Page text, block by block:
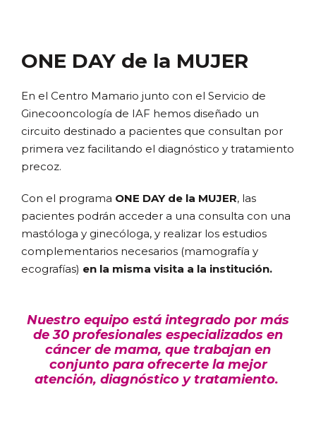
ONE DAY de la MUJER
En el Centro Mamario junto con el Servicio de
Ginecooncología de IAF hemos diseñado un
circuito destinado a pacientes que consultan por
primera vez facilitando el diagnóstico y tratamiento
precoz.
Con el programa ONE DAY de la MUJER, las
pacientes podrán acceder a una consulta con una
mastóloga y ginecóloga, y realizar los estudios
complementarios necesarios (mamografía y
ecografías) en la misma visita a la institución.
Nuestro equipo está integrado por más
de 30 profesionales especializados en
cáncer de mama, que trabajan en
conjunto para ofrecerte la mejor
atención, diagnóstico y tratamiento.